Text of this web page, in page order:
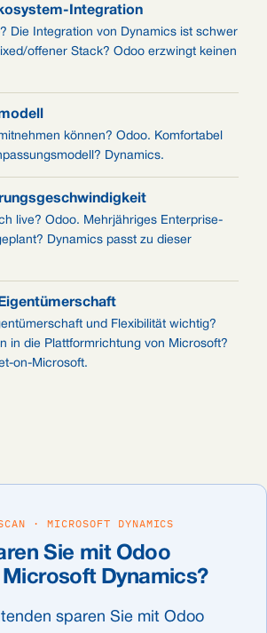
Integration
Die Integration von Dynamics ist schwer
offener Stack? Odoo erzwingt keinen
können? Odoo. Komfortabel
Dynamics.
live? Odoo. Mehrjähriges Enterprise-
Dynamics passt zu dieser
und Flexibilität wichtig?
in die Plattformrichtung von Microsoft?
on-Microsoft.
· MICROSOFT DYNAMICS
Sie mit Odoo
Dynamics?
sparen Sie mit Odoo